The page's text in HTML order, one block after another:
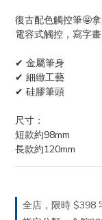
復古配色觸控筆🤩
電容式觸控，寫字
✔ 金屬筆身
✔ 細緻工藝
✔ 硅膠筆頭
尺寸：
短款約98mm
長款約120mm
全店，限時 $398